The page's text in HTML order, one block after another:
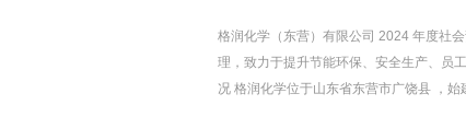
格润化学（东营）有限公司 2024 年度社
理，致力于提升节能环保、安全生产、员
况 格润化学位于山东省东营市广饶县 ，始